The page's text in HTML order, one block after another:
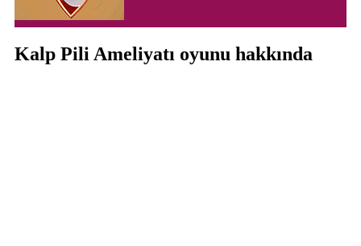
Kalp Pili Ameliyatı oyunu hakkında